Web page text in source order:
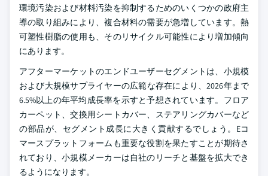
環境汚染および材料汚染を抑制するためのいくつかの政府主
導の取り組みにより、複合材料の需要が急増しています。熱
可塑性樹脂の使用も、そのリサイクル可能性により増加傾向
にあります。
アフターマーケットのエンドユーザーセグメントは、小規模
および大規模サプライヤーの広範な存在により、2026年まで
6.5%以上の年平均成長率を示すと予想されています。フロア
カーペット、交換用シートカバー、ステアリングカバーなど
の部品が、セグメント成長に大きく貢献するでしょう。Eコ
マースプラットフォームも重要な役割を果たすことが期待さ
れており、小規模メーカーは自社のリーチと基盤を拡大でき
るようになります。